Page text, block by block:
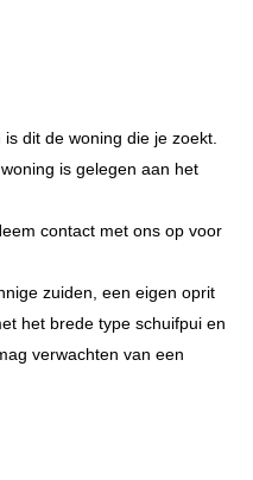
dit de woning die je zoekt.
is gelegen aan het
contact met ons op voor
zuiden, een eigen oprit
het brede type schuifpui en
verwachten van een